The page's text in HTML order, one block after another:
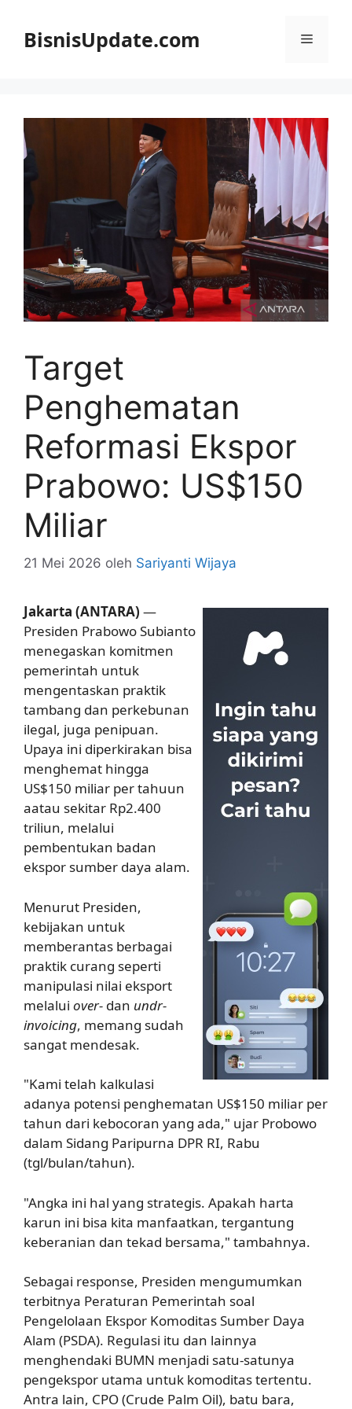
BisnisUpdate.com Menu
Target
Penghematan
Reformasi Ekspor
Prabowo: US$150
Miliar
21 Mei 2026 oleh Sariyanti Wijaya
Jakarta (ANTARA) —
Presiden Prabowo Subianto
menegaskan komitmen
pemerintah untuk
mengentaskan praktik
tambang dan perkebunan
ilegal, juga penipuan.
Upaya ini diperkirakan bisa
menghemat hingga
US$150 miliar per tahuun
aatau sekitar Rp2.400
triliun, melalui
pembentukan badan
ekspor sumber daya alam.
Menurut Presiden,
kebijakan untuk
memberantas berbagai
praktik curang seperti
manipulasi nilai eksport
melalui over- dan undr-
invoicing, memang sudah
sangat mendesak.
"Kami telah kalkulasi
adanya potensi penghematan US$150 miliar per
tahun dari kebocoran yang ada," ujar Probowo
dalam Sidang Paripurna DPR RI, Rabu
(tgl/bulan/tahun).
"Angka ini hal yang strategis. Apakah harta
karun ini bisa kita manfaatkan, tergantung
keberanian dan tekad bersama," tambahnya.
Sebagai response, Presiden mengumumkan
terbitnya Peraturan Pemerintah soal
Pengelolaan Ekspor Komoditas Sumber Daya
Alam (PSDA). Regulasi itu dan lainnya
menghendaki BUMN menjadi satu-satunya
pengekspor utama untuk komoditas tertentu.
Antra lain, CPO (Crude Palm Oil), batu bara,